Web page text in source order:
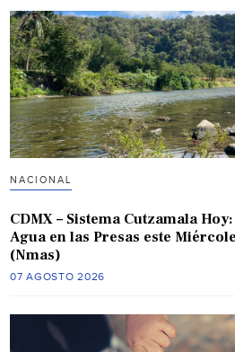
NACIONAL
CDMX – Sistema Cutzamala
Agua en las Presas este
(Nmas)
07 AGOSTO 2026